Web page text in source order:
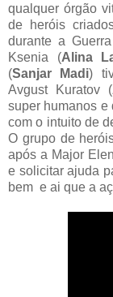
qualquer órgão
de heróis
durante a
Ksenia (Alina
(Sanjar Madi)
Avgust Kuratov (
super humanos
com o intuito de
O grupo de
após a Major
e solicitar ajuda
bem e ai que a